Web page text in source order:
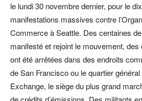
le lundi 30 novembre dernier, pour le
manifestations massives contre
Commerce à Seattle. Des centaines
manifesté et rejoint le mouvement, des
ont été arrêtées dans des endroits
de San Francisco ou le quartier
Exchange, le siège du plus grand